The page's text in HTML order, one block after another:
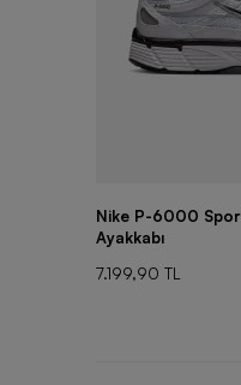
Nike P-6000
Ayakkabı
7.199,90 TL